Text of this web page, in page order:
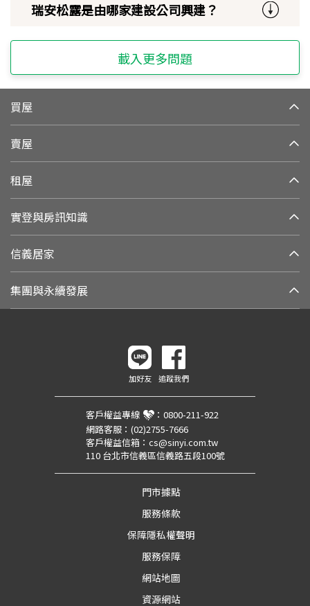
瑞安松露是由哪家建設公司興建？
載入更多問題
買屋
賣屋
租屋
實登與房訊知識
信義居家
集團與永續發展
加好友 追蹤我們
客戶權益專線 ： 0800-211-922
網路客服： (02)2755-7666
客戶權益信箱： cs@sinyi.com.tw
110 台北市信義區信義路五段100號
門市據點
服務條款
保障隱私權聲明
服務保障
網站地圖
資源網站